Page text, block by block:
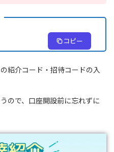
コピー
紹介コード・招待コードの入
ので、口座開設前に忘れずに